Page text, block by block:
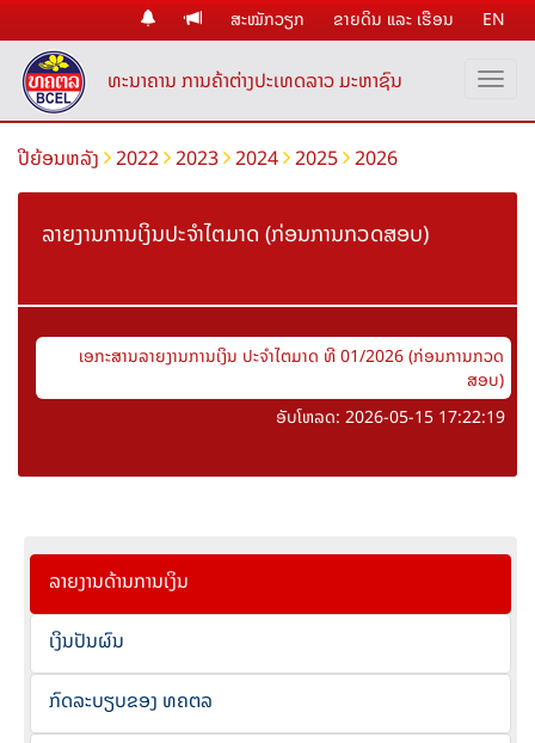
ສະໝັກວຽກ ຂາຍດິນ ແລະ ເຮືອນ EN
ທະນາຄານ ການຄ້າຕ່າງປະເທດລາວ ມະຫາຊົນ
ປີຍ້ອນຫລັງ 2022 2023 2024 2025 2026
ລາຍງານການເງິນປະຈໍາໄຕມາດ (ກ່ອນການກວດສອບ)
ເອກະສານລາຍງານການເງິນ ປະຈຳໄຕມາດ ທີ 01/2026 (ກ່ອນການກວດ
ສອບ)
ອັບໂຫລດ: 2026-05-15 17:22:19
ລາຍງານດ້ານການເງິນ
ເງິນປັນຜົນ
ກົດລະບຽບຂອງ ທຄຕລ